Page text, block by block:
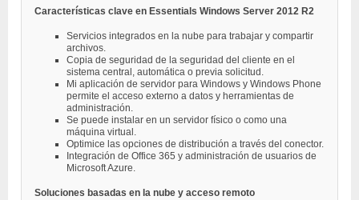
Características clave en Essentials Windows Server 2012 R2
Servicios integrados en la nube para trabajar y compartir
archivos.
Copia de seguridad de la seguridad del cliente en el
sistema central, automática o previa solicitud.
Mi aplicación de servidor para Windows y Windows Phone
permite el acceso externo a datos y herramientas de
administración.
Se puede instalar en un servidor físico o como una
máquina virtual.
Optimice las opciones de distribución a través del conector.
Integración de Office 365 y administración de usuarios de
Microsoft Azure.
Soluciones basadas en la nube y acceso remoto